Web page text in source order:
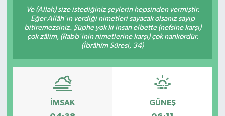
Ve (Allah) size istediğiniz şeylerin hepsinden vermiştir.
Eğer Allâh'ın verdiği nimetleri sayacak olsanız sayıp
bitiremezsiniz. Şüphe yok ki insan elbette (nefsine karşı)
çok zâlim, (Rabb'inin nimetlerine karşı) çok nankördür.
(İbrâhîm Sûresi, 34)
İMSAK GÜNEŞ
DÜNYA
EGE
EĞİTİM
EKOLOJİ VE ÇEVRE